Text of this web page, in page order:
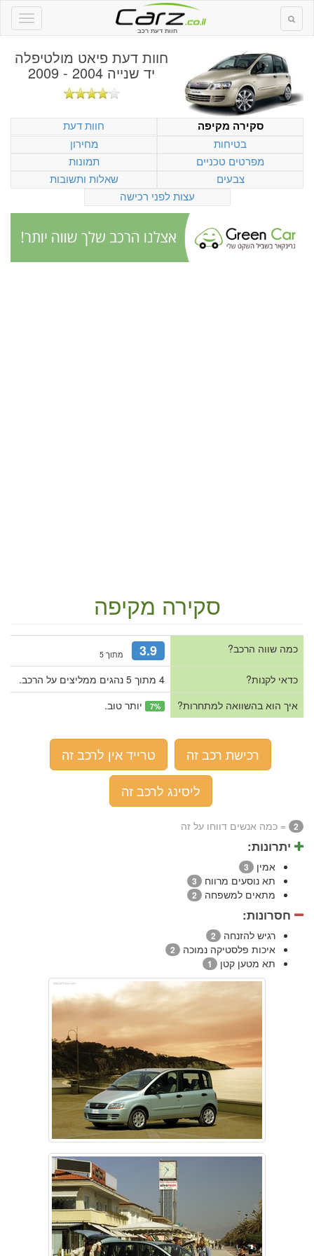
חוות דעת רכב
חוות דעת פיאט מולטיפלה
יד שנייה 2004 - 2009
סקירה מקיפה
חוות דעת
בטיחות
מחירון
מפרטים טכניים
תמונות
צבעים
שאלות ותשובות
עצות לפני רכישה
סקירה מקיפה
כמה שווה הרכב? 3.9 מתוך 5
כדאי לקנות?
4 מתוך 5 נהגים ממליצים על הרכב.
איך הוא בהשוואה למתחרות?
7% יותר טוב.
רכישת רכב זה
טרייד אין לרכב זה
ליסינג לרכב זה
2 = כמה אנשים דווחו על זה
יתרונות:
אמין 3
תא נוסעים מרווח 3
מתאים למשפחה 2
חסרונות:
רגיש להזנחה 2
איכות פלסטיקה נמוכה 2
תא מטען קטן 1